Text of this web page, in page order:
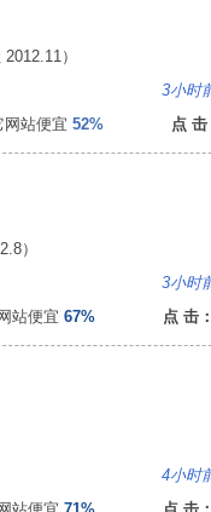
）
3小时
便宜 52% 点 击
）
3小时
便宜 67% 点 击：
4小时